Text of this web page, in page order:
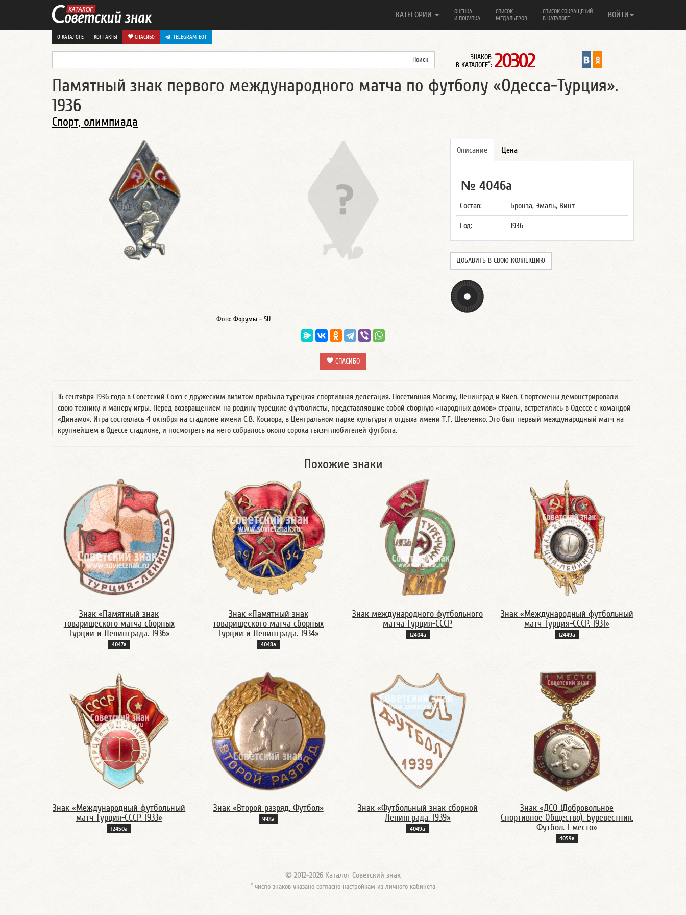
КАТЕГОРИИ
ОЦЕНКА
И ПОКУПКА
СПИСОК
МЕДАЛЬЕРОВ
СПИСОК СОКРАЩЕНИЙ
В КАТАЛОГЕ
ВОЙТИ
О КАТАЛОГЕ КОНТАКТЫ СПАСИБО TELEGRAM-БОТ
ЗНАКОВ
В КАТАЛОГЕ*: 20302
Памятный знак первого международного матча по футболу «Одесса-Турция».
1936
Спорт, олимпиада
Описание Цена
№ 4046а
Состав: Бронза, Эмаль, Винт
Год: 1936
ДОБАВИТЬ В СВОЮ КОЛЛЕКЦИЮ
Фото: Форумы - SU
СПАСИБО
16 сентября 1936 года в Советский Союз с дружеским визитом прибыла турецкая спортивная делегация. Посетившая Москву, Ленинград и Киев. Спортсмены демонстрировали
свою технику и манеру игры. Перед возвращением на родину турецкие футболисты, представлявшие собой сборную «народных домов» страны, встретились в Одессе с командой
«Динамо». Игра состоялась 4 октября на стадионе имени С.В. Косиора, в Центральном парке культуры и отдыха имени Т.Г. Шевченко. Это был первый международный матч на
крупнейшем в Одессе стадионе, и посмотреть на него собралось около сорока тысяч любителей футбола.
Похожие знаки
Знак «Памятный знак
товарищеского матча сборных
Турции и Ленинграда. 1936»
4047а
Знак «Памятный знак
товарищеского матча сборных
Турции и Ленинграда. 1934»
4048а
Знак международного футбольного
матча Турция-СССР
12404а
Знак «Международный футбольный
матч Турция-СССР. 1931»
12449а
Знак «Международный футбольный
матч Турция-СССР. 1933»
12450а
Знак «Второй разряд. Футбол»
998а
Знак «Футбольный знак сборной
Ленинграда. 1939»
4049а
Знак «ДСО (Добровольное
Спортивное Общество). Буревестник.
Футбол. 1 место»
4059а
© 2012-2026 Каталог Советский знак
* число знаков указано согласно настройкам из личного кабинета